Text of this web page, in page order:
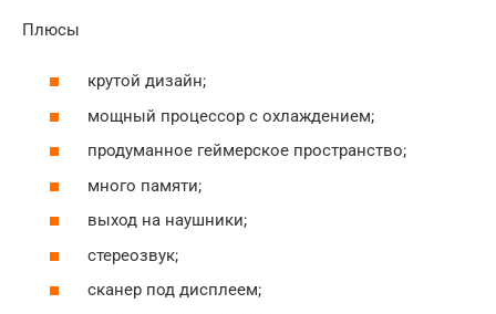
Плюсы
крутой дизайн;
мощный процессор с охлаждением;
продуманное геймерское пространство;
много памяти;
выход на наушники;
стереозвук;
сканер под дисплеем;